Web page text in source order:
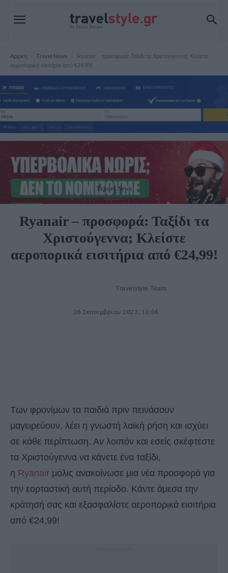
Αρχική Travel News
Ryanair - προσφορά: Ταξίδι τα Χριστούγεννα; Κλείστε
αεροπορικά εισιτήρια από €24,99!
Travel News
Ryanair – προσφορά: Ταξίδι τα
Χριστούγεννα; Κλείστε
αεροπορικά εισιτήρια από €24,99!
Travelstyle Team
26 Σεπτεμβρίου 2023, 10:06
Των φρονίμων τα παιδιά πριν πεινάσουν
μαγειρεύουν, λέει η γνωστή λαϊκή ρήση και ισχύει
σε κάθε περίπτωση. Αν λοιπόν και εσείς σκέφτεστε
τα Χριστούγεννα να κάνετε ένα ταξίδι,
η Ryanair μόλις ανακοίνωσε μια νέα προσφορά για
την εορταστική αυτή περίοδο. Κάντε άμεσα την
κράτησή σας και εξασφαλίστε αεροπορικά εισιτήρια
από €24,99!